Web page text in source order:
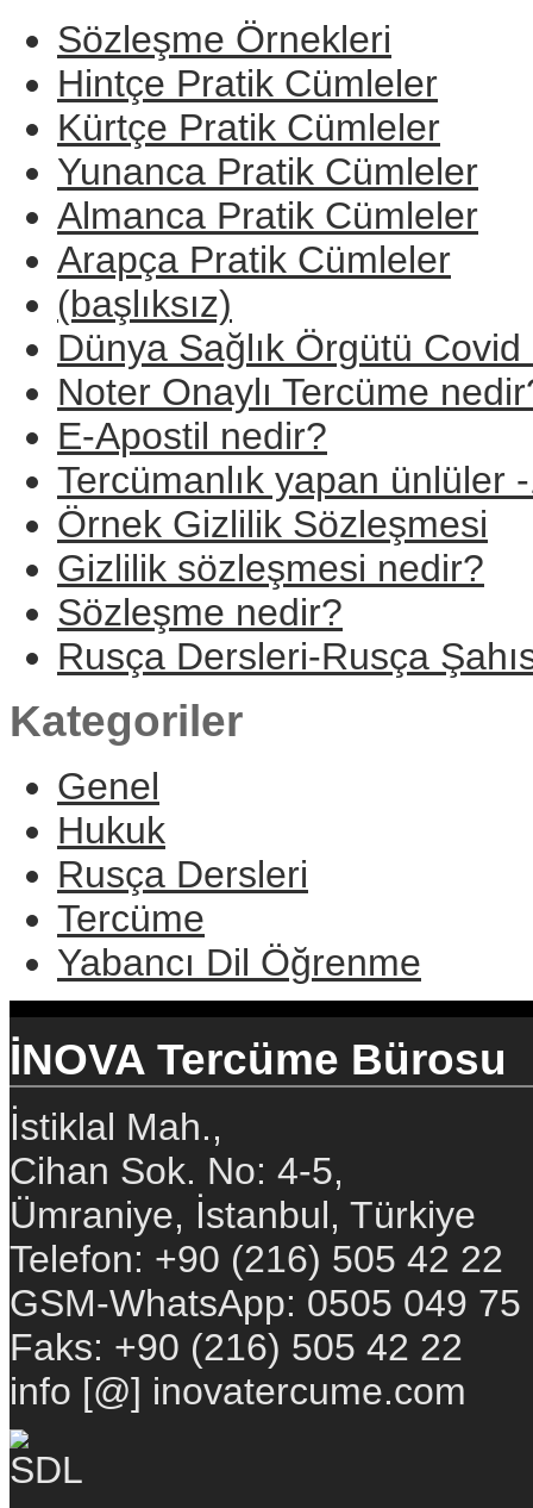
Sözleşme Örnekleri
Hintçe Pratik Cümleler
Kürtçe Pratik Cümleler
Yunanca Pratik Cümleler
Almanca Pratik Cümleler
Arapça Pratik Cümleler
(başlıksız)
Dünya Sağlık Örgütü
Noter Onaylı Tercüme
E-Apostil nedir?
Tercümanlık yapan ünlüler
Örnek Gizlilik Sözleşmesi
Gizlilik sözleşmesi nedir?
Sözleşme nedir?
Rusça Dersleri-Rusça
Kategoriler
Genel
Hukuk
Rusça Dersleri
Tercüme
Yabancı Dil Öğrenme
İNOVA Tercüme Bürosu
İstiklal Mah.,
Cihan Sok. No: 4-5,
Ümraniye, İstanbul, Türkiye
Telefon: +90 (216) 505 42 22
GSM-WhatsApp: 0505 049 75
Faks: +90 (216) 505 42 22
info [@] inovatercume.com